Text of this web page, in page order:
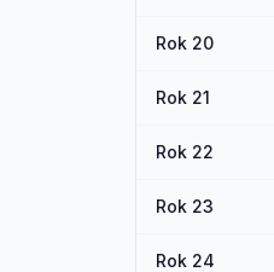
Rok 20
Rok 21
Rok 22
Rok 23
Rok 24